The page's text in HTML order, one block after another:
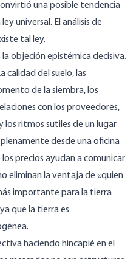
una posible tendencia
universal. El análisis de
tal ley.
objeción epistémica decisiva.
calidad del suelo, las
de la siembra, los
con los proveedores,
los ritmos sutiles de un lugar
desde una oficina
precios ayudan a comunicar
eliminan la ventaja de «quien
importante para la tierra
que la tierra es
haciendo hincapié en el